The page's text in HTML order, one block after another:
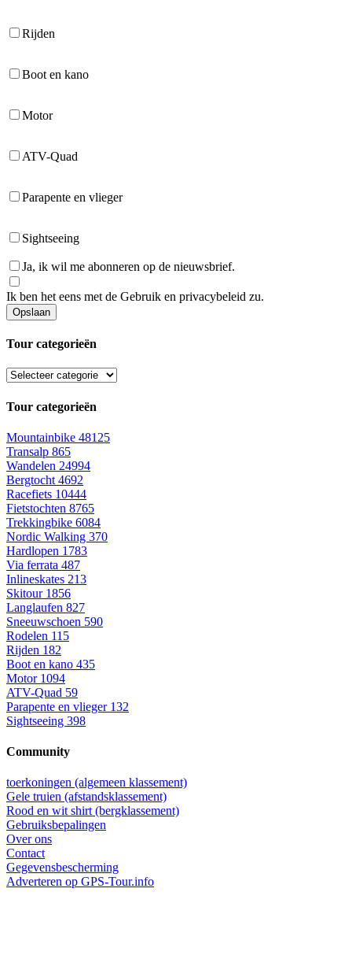
Rijden
Boot en kano
Motor
ATV-Quad
Parapente en vlieger
Sightseeing
Ja, ik wil me abonneren op de nieuwsbrief.
Ik ben het eens met de Gebruik en privacybeleid zu.
Tour categorieën
Tour categorieën
Mountainbike 48125
Transalp 865
Wandelen 24994
Bergtocht 4692
Racefiets 10444
Fietstochten 8765
Trekkingbike 6084
Nordic Walking 370
Hardlopen 1783
Via ferrata 487
Inlineskates 213
Skitour 1856
Langlaufen 827
Sneeuwschoen 590
Rodelen 115
Rijden 182
Boot en kano 435
Motor 1094
ATV-Quad 59
Parapente en vlieger 132
Sightseeing 398
Community
toerkoningen (algemeen klassement)
Gele truien (afstandsklassement)
Rood en wit shirt (bergklassement)
Gebruiksbepalingen
Over ons
Contact
Gegevensbescherming
Adverteren op GPS-Tour.info